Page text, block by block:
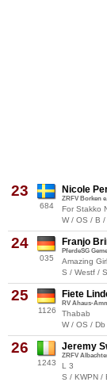
23
684
Nicole
ZRFV Borken
For Stakko
W / OS / B
24
035
Franjo
PferdeSG
Amazing
S / Westf /
25
1126
Fiete
RV Ahaus-
Thabab
W / OS /
26
1243
Jeremy
ZRFV
L 3
S / KWPN /